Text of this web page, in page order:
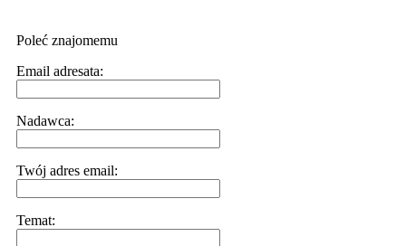
Poleć znajomemu
Email adresata:
Nadawca:
Twój adres email:
Temat: